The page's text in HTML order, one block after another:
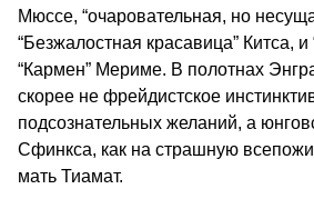
Мюссе, “очаровательная, но
“Безжалостная красавица” Китса, и
“Кармен” Мериме. В полотнах
скорее не фрейдистское
подсознательных желаний, а
Сфинкса, как на страшную
мать Тиамат.